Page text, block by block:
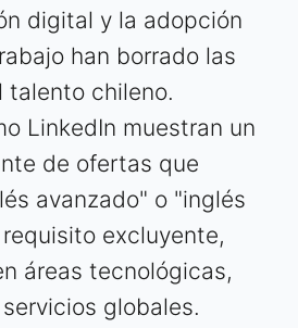
digital y la adopción
han borrado las
talento chileno.
LinkedIn muestran un
de ofertas que
avanzado" o "inglés
excluyente,
áreas tecnológicas,
globales.